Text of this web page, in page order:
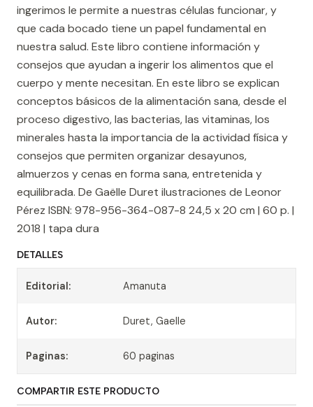
ingerimos le permite a nuestras células funcionar, y
que cada bocado tiene un papel fundamental en
nuestra salud. Este libro contiene información y
consejos que ayudan a ingerir los alimentos que el
cuerpo y mente necesitan. En este libro se explican
conceptos básicos de la alimentación sana, desde el
proceso digestivo, las bacterias, las vitaminas, los
minerales hasta la importancia de la actividad física y
consejos que permiten organizar desayunos,
almuerzos y cenas en forma sana, entretenida y
equilibrada. De Gaëlle Duret ilustraciones de Leonor
Pérez ISBN: 978-956-364-087-8 24,5 x 20 cm | 60 p. |
2018 | tapa dura
DETALLES
Editorial: Amanuta
Autor: Duret, Gaelle
Paginas: 60 paginas
COMPARTIR ESTE PRODUCTO